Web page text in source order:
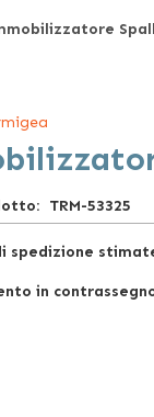
TRM-53325
spedizione
in